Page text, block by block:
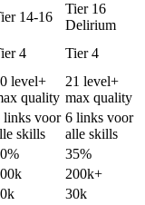
14-16
Tier 16
Delirium
4 Tier 4
level+
quality
21 level+
max quality
links voor
skills
6 links voor
alle skills
35%
200k+
30k